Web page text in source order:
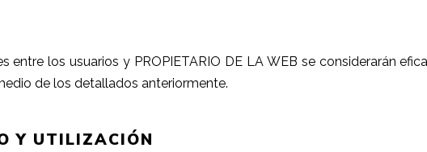
entre los usuarios y PROPIETARIO DE LA WEB se considerarán
de los detallados anteriormente.
Y UTILIZACIÓN